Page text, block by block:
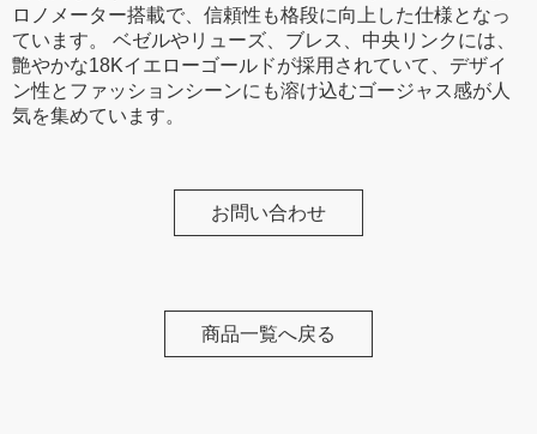
ロノメーター搭載で、信頼性も格段に向上した仕様となっ
ています。 ベゼルやリューズ、ブレス、中央リンクには、
艶やかな18Kイエローゴールドが採用されていて、デザイ
ン性とファッションシーンにも溶け込むゴージャス感が人
気を集めています。
お問い合わせ
商品一覧へ戻る